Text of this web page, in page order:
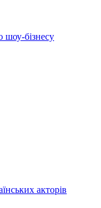
шоу-бізнесу
акторів